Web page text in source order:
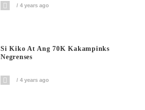
4 years ago
Si Kiko At Ang 70K Kakampinks
Negrenses
4 years ago